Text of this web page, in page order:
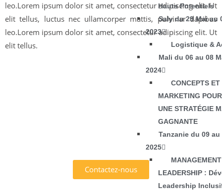
Hauts Potentiels
Saly du 29 Mai au
2023
Logistique &
Mali du 06 au 08
2024
CONCEPTS
MARKETING
UNE STRATÉGIE
GAGNANTE
Tanzanie du 09 au
2025
LEADERSHIP :
Leadership
leo.Lorem ipsum dolor sit amet, consectetur adipiscing elit. Ut
elit tellus, luctus nec ullamcorper mattis, pulvinar dapibus
leo.Lorem ipsum dolor sit amet, consectetur adipiscing elit. Ut
elit tellus.
INTÉRESSÉ PAR L'UN DES
SERVICES OFFERTS PAR
AFRIK EMPLOI ?
Contactez-nous